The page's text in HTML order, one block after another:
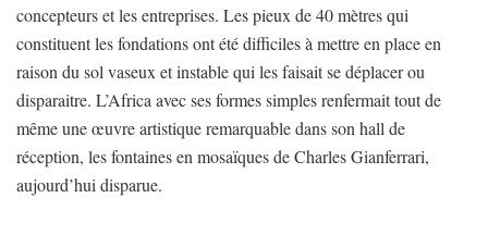
concepteurs et les entreprises. Les pieux de 40 mètres qui
constituent les fondations ont été difficiles à mettre en place en
raison du sol vaseux et instable qui les faisait se déplacer ou
disparaitre. L’Africa avec ses formes simples renfermait tout de
même une œuvre artistique remarquable dans son hall de
réception, les fontaines en mosaïques de Charles Gianferrari,
aujourd’hui disparue.